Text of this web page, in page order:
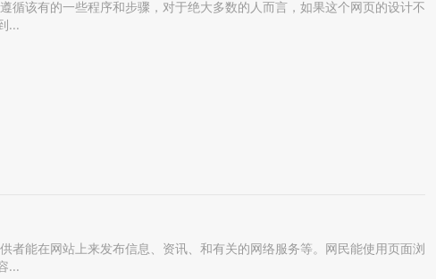
循该有的一些程序和步骤，对于绝大多数的人而言，如果这个网页的设计不
...
者能在网站上来发布信息、资讯、和有关的网络服务等。网民能使用页面浏
...